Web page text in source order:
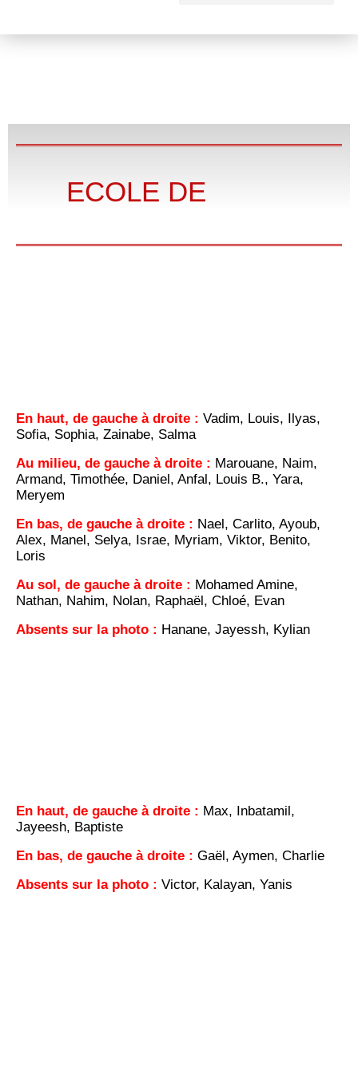
ECOLE DE
En haut, de gauche à droite : Vadim, Louis, Ilyas,
Sofia, Sophia, Zainabe, Salma
Au milieu, de gauche à droite : Marouane, Naim,
Armand, Timothée, Daniel, Anfal, Louis B., Yara,
Meryem
En bas, de gauche à droite : Nael, Carlito, Ayoub,
Alex, Manel, Selya, Israe, Myriam, Viktor, Benito,
Loris
Au sol, de gauche à droite : Mohamed Amine,
Nathan, Nahim, Nolan, Raphaël, Chloé, Evan
Absents sur la photo : Hanane, Jayessh, Kylian
En haut, de gauche à droite : Max, Inbatamil,
Jayeesh, Baptiste
En bas, de gauche à droite : Gaël, Aymen, Charlie
Absents sur la photo : Victor, Kalayan, Yanis